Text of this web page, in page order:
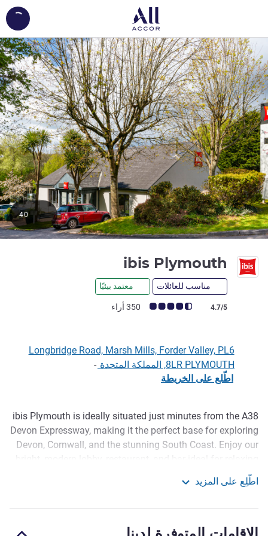
ibis Plymouth
مناسب للعائلات معتمد بيئيًا
ملاحظة أراء العملاء (رأي ALL)
4.7/5 350 أراء
40
Longbridge Road, Marsh Mills, Forder Valley, PL6
8LR PLYMOUTH, المملكة المتحدة
-
اطّلع على الخريطة
الوصف
ibis Plymouth is ideally situated just minutes from the A38
Devon Expressway, making it the perfect base for exploring
Devon, Cornwall, and the stunning South Coast. Enjoy our
or planning your day out. Top nearby attractions include
Plymouth Hoe, the historic Royal Citadel, and the National
short drive from Plymouth Railway Station.
اطّلِع على المزيد